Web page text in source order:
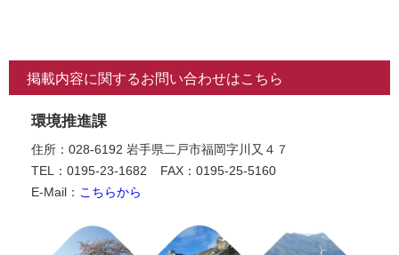
掲載内容に関するお問い合わせはこちら
環境推進課
住所：028-6192 岩手県二戸市福岡字川又４７
TEL：0195-23-1682
FAX：0195-25-5160
E-Mail： こちらから